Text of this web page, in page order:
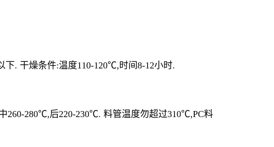
下. 干燥条件:温度110-120℃,时间8-12小时.
260-280℃,后220-230℃. 料管温度勿超过310℃,PC料